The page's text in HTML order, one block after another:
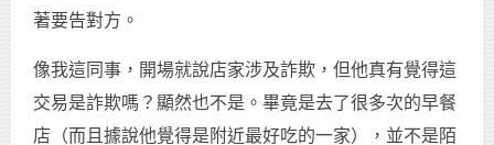
著要告對方。
像我這同事，開場就說店家涉及詐欺，但他真有覺得這
交易是詐欺嗎？顯然也不是。畢竟是去了很多次的早餐
店（而且據說他覺得是附近最好吃的一家），並不是陌